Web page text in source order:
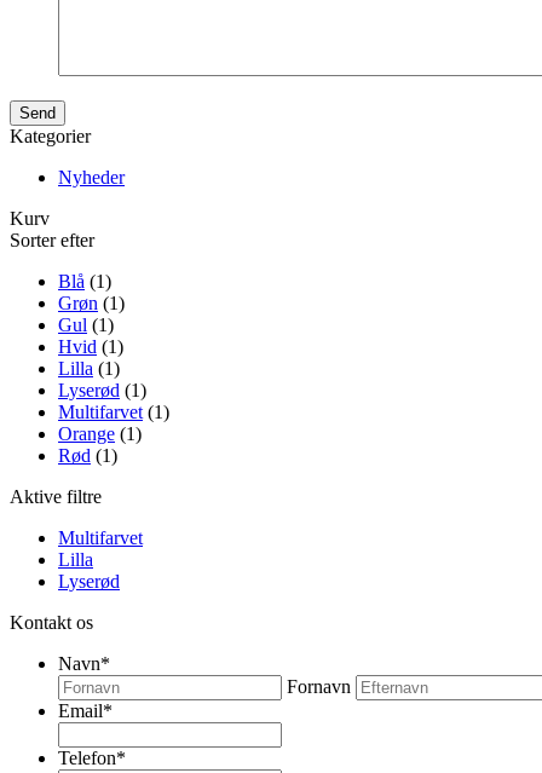
Kategorier
Nyheder
Kurv
Sorter efter
Blå (1)
Grøn (1)
Gul (1)
Hvid (1)
Lilla (1)
Lyserød (1)
Multifarvet (1)
Orange (1)
Rød (1)
Aktive filtre
Multifarvet
Lilla
Lyserød
Kontakt os
Navn*
Fornavn
Email*
Telefon*